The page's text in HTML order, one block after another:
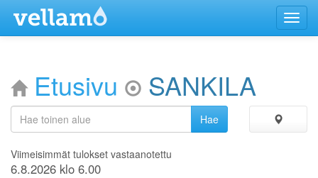
Menu
Etusivu SANKILA
Viimeisimmät tulokset vastaanotettu
6.8.2026 klo 6.00